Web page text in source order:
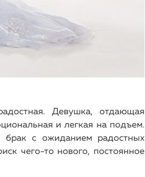
Девушка, отдающая
и легкая на подъем.
брак с ожиданием радостных
чего-то нового, постоянное